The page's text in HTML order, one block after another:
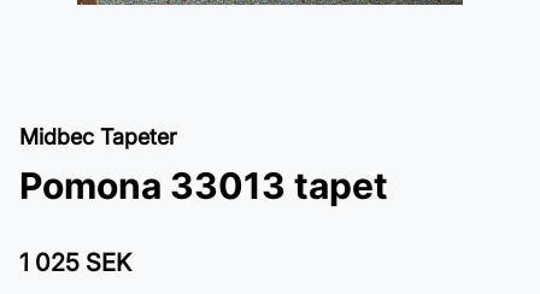
Midbec Tapeter
Pomona 33013 tapet
1 025 SEK